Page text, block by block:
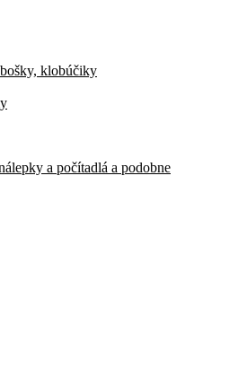
klobúčiky
a počítadlá a podobne